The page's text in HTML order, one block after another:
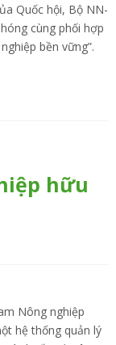
Quốc hội, Bộ NN-
cùng phối hợp
bền vững”.
hữu
Nông nghiệp
hệ thống quản lý